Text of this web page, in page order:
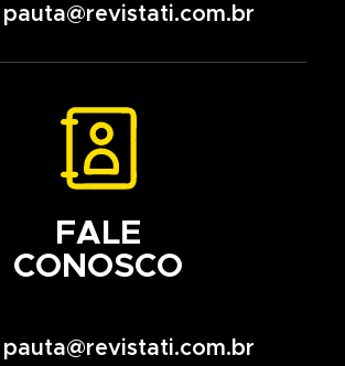
pauta@revistati.com.br
FALE
CONOSCO
pauta@revistati.com.br